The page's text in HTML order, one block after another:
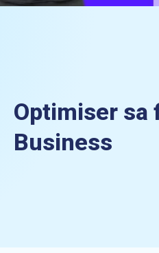
Optimiser sa
Business